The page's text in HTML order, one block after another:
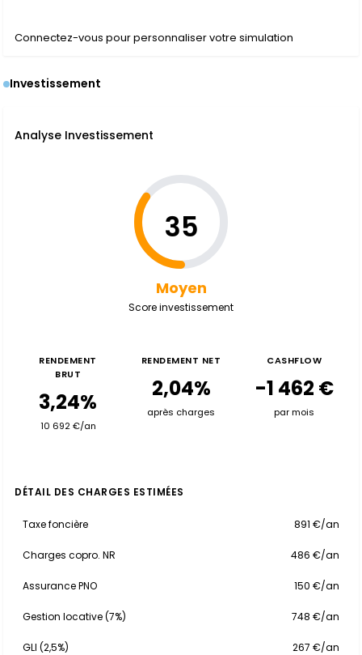
Connectez-vous pour personnaliser votre simulation
Investissement
Analyse Investissement
35
Moyen
Score investissement
RENDEMENT
BRUT
3,24%
10 692 €/an
RENDEMENT NET
2,04%
après charges
CASHFLOW
-1 462 €
par mois
DÉTAIL DES CHARGES ESTIMÉES
Taxe foncière 891 €/an
Charges copro. NR 486 €/an
Assurance PNO 150 €/an
Gestion locative (7%) 748 €/an
GLI (2,5%) 267 €/an